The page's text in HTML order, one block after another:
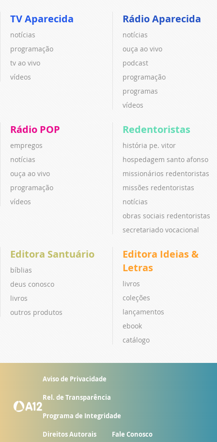
TV Aparecida
notícias
programação
tv ao vivo
vídeos
Rádio Aparecida
notícias
ouça ao vivo
podcast
programação
programas
vídeos
Rádio POP
empregos
notícias
ouça ao vivo
programação
vídeos
Redentoristas
história pe. vitor
hospedagem santo afonso
missionários redentoristas
missões redentoristas
notícias
obras sociais redentoristas
secretariado vocacional
Editora Santuário
bíblias
deus conosco
livros
outros produtos
Editora Ideias &
Letras
livros
coleções
lançamentos
ebook
catálogo
Aviso de Privacidade
Rel. de Transparência
Programa de Integridade
Direitos Autorais Fale Conosco